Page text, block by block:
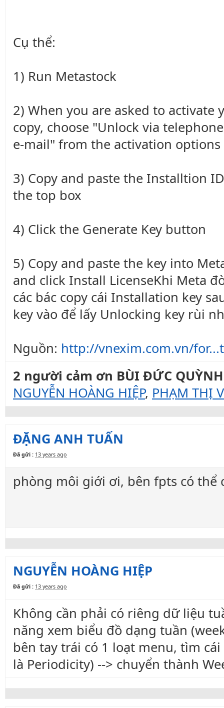
Cụ thể:
1) Run Metastock
2) When you are asked to activate
copy, choose "Unlock via
e-mail" from the activation options
3) Copy and paste the Installtion
the top box
4) Click the Generate Key button
5) Copy and paste the key into
and click Install LicenseKhi Meta
các bác copy cái Installation key
key vào để lấy Unlocking key rùi
Nguồn: http://vnexim.com.vn/
2 người cảm ơn BÙI ĐỨC
NGUYỄN HOÀNG HIỆP, PHẠM THỊ
ĐẶNG ANH TUẤN
Đã gửi : 13 years ago
phòng môi giới ơi, bên fpts có thể
NGUYỄN HOÀNG HIỆP
Đã gửi : 13 years ago
Không cần phải có riêng dữ liệu
năng xem biểu đồ dạng tuần
bên tay trái có 1 loạt menu, tìm
là Periodicity) --> chuyển thành